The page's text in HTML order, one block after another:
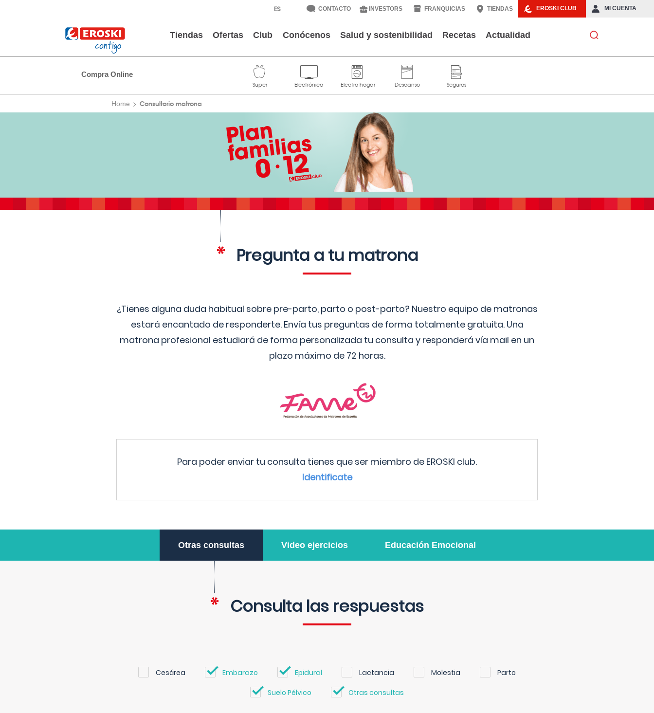
EROSKI CLUB MI CUENTA
CONTACTO INVESTORS FRANQUICIAS TIENDAS
Tiendas Ofertas Club Conócenos Salud y sostenibilidad Recetas Actualidad
Compra Online
Home Consultorio matrona
Pregunta a tu matrona
¿Tienes alguna duda habitual sobre pre-parto, parto o post-parto? Nuestro equipo de matronas
estará encantado de responderte. Envía tus preguntas de forma totalmente gratuita. Una
matrona profesional estudiará de forma personalizada tu consulta y responderá vía mail en un
plazo máximo de 72 horas.
Para poder enviar tu consulta tienes que ser miembro de EROSKI club.
Identificate
Otras consultas Video ejercicios Educación Emocional
Consulta las respuestas
Cesárea Embarazo Epidural Lactancia Molestia Parto
Suelo Pélvico Otras consultas